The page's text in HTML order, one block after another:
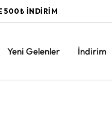
FARKSIZ 3 TAKSİT
Yeni Gelenler İndirim